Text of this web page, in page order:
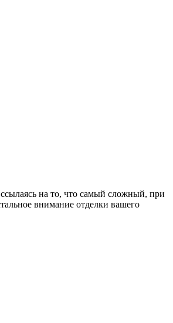
ссылаясь на то, что самый сложный, при
внимание отделки вашего